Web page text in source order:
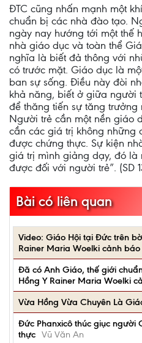
ĐTC cũng nhấn mạnh một
chuẩn bị các nhà đào tạo.
ngày nay hướng tới một thế
nhà giáo dục và toàn thể
nghĩa là biết đả thông với
có trước mặt. Giáo dục là
ban sự sống. Điều này đòi
khả năng, biết ở giữa người
để thăng tiến sự tăng trưởng
Người trẻ cần một nền giáo
cần các giá trị không những
được chứng thực. Sự kiện
giá trị mình giảng dạy, đó là
được đối với người trẻ”. (SD
Bài có liên quan
Video: Giáo Hội tại Đức trên
Rainer Maria Woelki cảnh báo
Đã có Anh Giáo, thế giới
Hồng Y Rainer Maria Woelki
Vừa Hồng Vừa Chuyên Là
Đức Phanxicô thúc giục người
thực Vũ Văn An